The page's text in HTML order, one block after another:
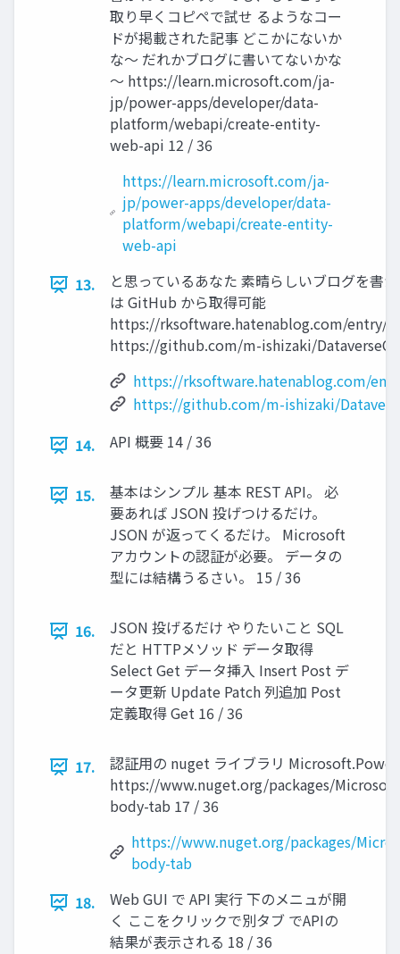
取り早くコピペで試せ るようなコー
ドが掲載された記事 どこかにないか
な～ だれかブログに書いてないかな
～ https://learn.microsoft.com/ja-
jp/power-apps/developer/data-
platform/webapi/create-entity-
web-api 12 / 36
https://learn.microsoft.com/ja-
jp/power-apps/developer/data-
platform/webapi/create-entity-
web-api
13.
と思っているあなた 素晴らしいブログを書
は GitHub から取得可能
https://rksoftware.hatenablog.com/entry/
https://github.com/m-ishizaki/
https://rksoftware.hatenablog.com/
https://github.com/m-ishizaki/
14.
API 概要 14 / 36
15.
基本はシンプル 基本 REST API。 必
要あれば JSON 投げつけるだけ。
JSON が返ってくるだけ。 Microsoft
アカウントの認証が必要。 データの
型には結構うるさい。 15 / 36
16.
JSON 投げるだけ やりたいこと SQL
だと HTTPメソッド データ取得
Select Get データ挿入 Insert Post デ
ータ更新 Update Patch 列追加 Post
定義取得 Get 16 / 36
17.
認証用の nuget ライブラリ
https://www.nuget.org/packages/
body-tab 17 / 36
https://www.nuget.org/packages/
body-tab
18.
Web GUI で API 実行 下のメニュが開
く ここをクリックで別タブ でAPIの
結果が表示される 18 / 36